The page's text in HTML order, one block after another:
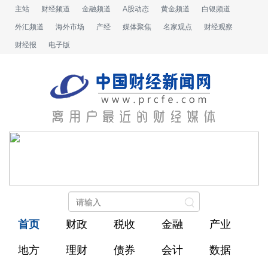
主站 财经频道 金融频道 A股动态 黄金频道 白银频道
外汇频道 海外市场 产经 媒体聚焦 名家观点 财经观察
财经报 电子版
首页 财政 税收 金融 产业
地方 理财 债券 会计 数据